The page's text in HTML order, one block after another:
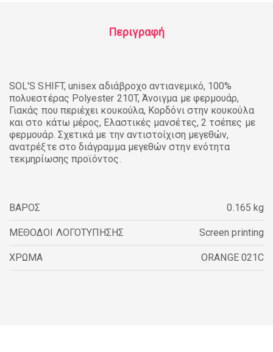
Περιγραφή
SOL'S SHIFT, unisex αδιάβροχο αντιανεμικό, 100%
πολυεστέρας Polyester 210T, Άνοιγμα με φερμουάρ,
Γιακάς που περιέχει κουκούλα, Κορδόνι στην κουκούλα
και στο κάτω μέρος, Ελαστικές μανσέτες, 2 τσέπες με
φερμουάρ. Σχετικά με την αντιστοίχιση μεγεθών,
ανατρέξτε στο διάγραμμα μεγεθών στην ενότητα
τεκμηρίωσης προϊόντος.
ΒΑΡΟΣ 0.165 kg
ΜΕΘΟΔΟΙ ΛΟΓΟΤΥΠΗΣΗΣ Screen printing
ΧΡΩΜΑ ORANGE 021C